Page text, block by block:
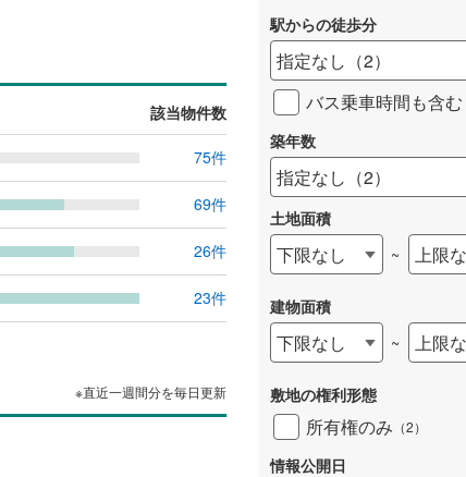
該当物件数
75件
69件
26件
23件
※直近一週間分を毎日更新
駅からの徒歩分
指定なし （2）
バス乗車時間も含む
築年数
指定なし （2）
土地面積
下限なし ~ 上限
建物面積
下限なし ~ 上限
敷地の権利形態
所有権のみ （2）
情報公開日